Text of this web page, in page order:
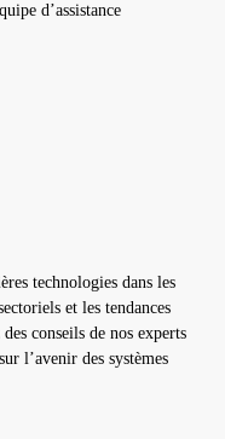
d’assistance
technologies dans les
et les tendances
conseils de nos experts
l’avenir des systèmes